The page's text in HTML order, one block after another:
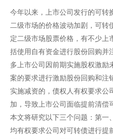
今年以来，上市公司发行的可转
二级市场的价格波动加剧，可转
定二级市场股票价格，有不少上
括使用自有资金进行股份回购并
多上市公司因前期实施股权激励
案的要求进行激励股份回购和注
实施减资的，债权人有权要求公
加，导致上市公司面临提前清偿
本文将研究以下三个问题：第一
均有权要求公司对可转债进行提